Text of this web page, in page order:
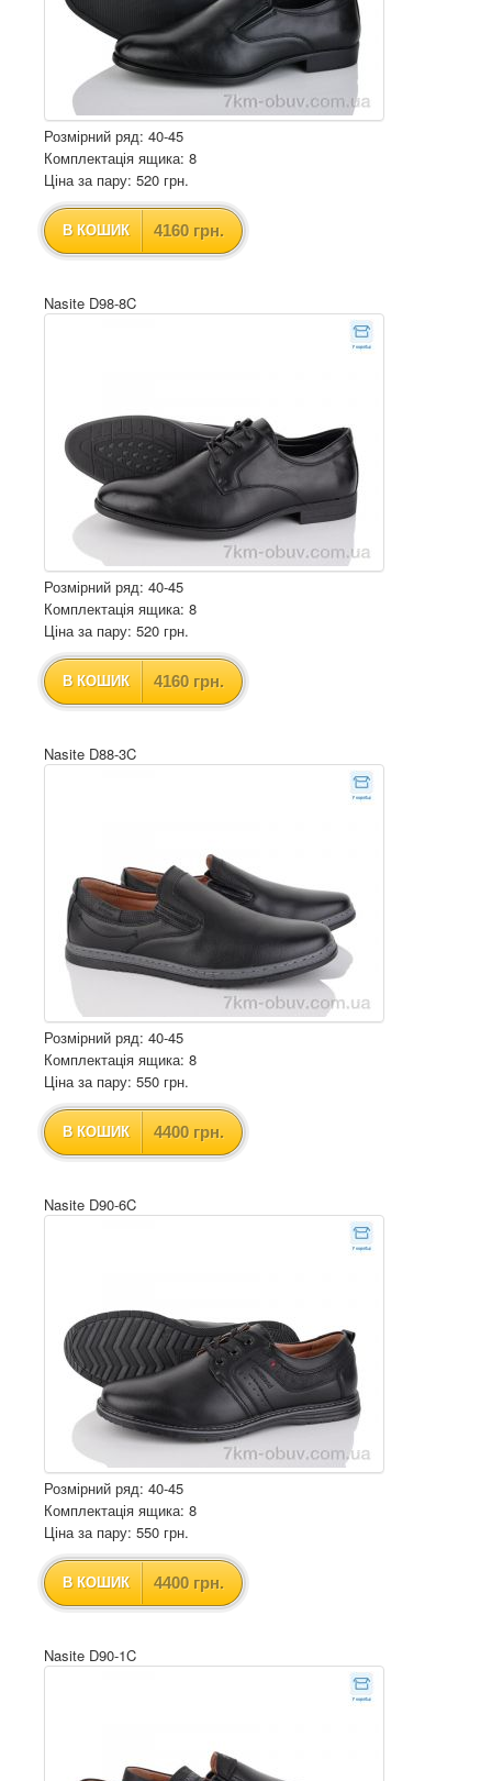
Розмірний ряд: 40-45
Комплектація ящика: 8
Ціна за пару: 520 грн.
В КОШИК 4160 грн.
Nasite D98-8C
Розмірний ряд: 40-45
Комплектація ящика: 8
Ціна за пару: 520 грн.
В КОШИК 4160 грн.
Nasite D88-3C
Розмірний ряд: 40-45
Комплектація ящика: 8
Ціна за пару: 550 грн.
В КОШИК 4400 грн.
Nasite D90-6C
Розмірний ряд: 40-45
Комплектація ящика: 8
Ціна за пару: 550 грн.
В КОШИК 4400 грн.
Nasite D90-1C